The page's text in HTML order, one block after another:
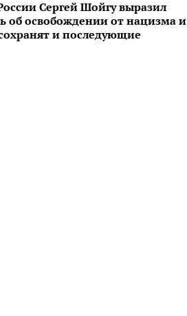
Сергей Шойгу выразил
об освобождении от нацизма и
и последующие